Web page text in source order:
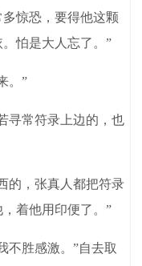
惊恐，要得他这颗
怕是大人忘了。”
。”
常符录上边的，也
，张真人都把符录
着他用印便了。”
胜感激。”自去取